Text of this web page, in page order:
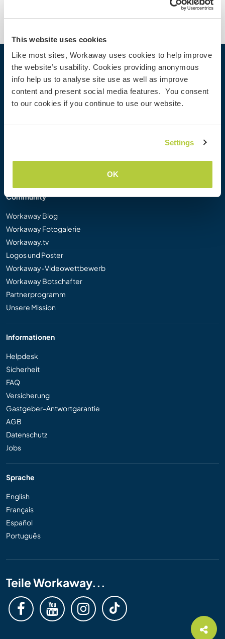
This website uses cookies
Like most sites, Workaway uses cookies to help improve
the website’s usability. Cookies providing anonymous
info help us to analyse site use as well as improve
content and present social media features. You consent
to our cookies if you continue to use our website.
Settings
OK
Workaway
Gastgeber finden
Informationen für Gastgeber
Als Workawayer registrieren
Community
Workaway Blog
Workaway Fotogalerie
Workaway.tv
Logos und Poster
Workaway-Videowettbewerb
Workaway Botschafter
Partnerprogramm
Unsere Mission
Informationen
Helpdesk
Sicherheit
FAQ
Versicherung
Gastgeber-Antwortgarantie
AGB
Datenschutz
Jobs
Sprache
English
Français
Español
Português
Teile Workaway...